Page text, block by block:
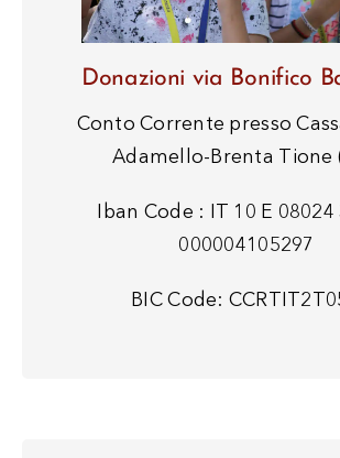
Donazioni via Bonifico
Conto Corrente presso
Adamello-Brenta Tione
Iban Code : IT 10 E 08024
000004105297
BIC Code: